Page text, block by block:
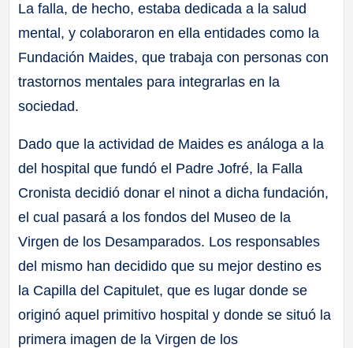
La falla, de hecho, estaba dedicada a la salud
mental, y colaboraron en ella entidades como la
Fundación Maides, que trabaja con personas con
trastornos mentales para integrarlas en la
sociedad.
Dado que la actividad de Maides es análoga a la
del hospital que fundó el Padre Jofré, la Falla
Cronista decidió donar el ninot a dicha fundación,
el cual pasará a los fondos del Museo de la
Virgen de los Desamparados. Los responsables
del mismo han decidido que su mejor destino es
la Capilla del Capitulet, que es lugar donde se
originó aquel primitivo hospital y donde se situó la
primera imagen de la Virgen de los